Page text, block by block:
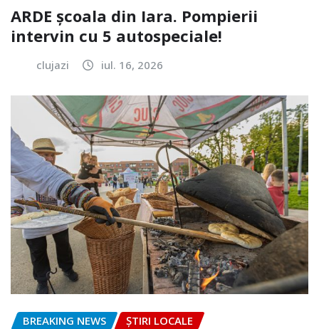
ARDE școala din Iara. Pompierii
intervin cu 5 autospeciale!
clujazi iul. 16, 2026
BREAKING NEWS ȘTIRI LOCALE